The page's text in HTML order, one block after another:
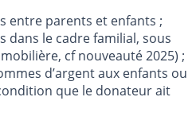
entre parents et enfants ;
dans le cadre familial, sous
cf nouveauté 2025) ;
d’argent aux enfants ou
que le donateur ait